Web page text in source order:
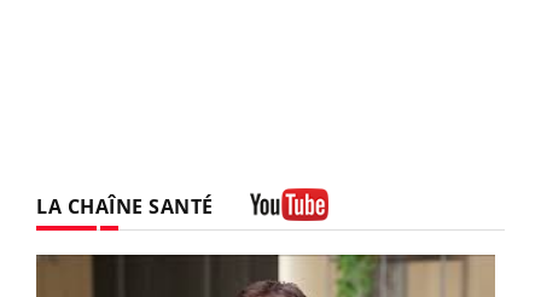
LA CHAÎNE SANTÉ